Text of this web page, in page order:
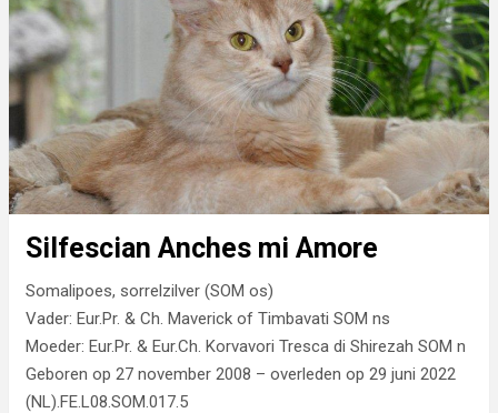
Silfescian Anches mi Amore
Somalipoes, sorrelzilver (SOM os)
Vader: Eur.Pr. & Ch. Maverick of Timbavati SOM ns
Moeder: Eur.Pr. & Eur.Ch. Korvavori Tresca di Shirezah SOM n
Geboren op 27 november 2008 – overleden op 29 juni 2022
(NL).FE.L08.SOM.017.5